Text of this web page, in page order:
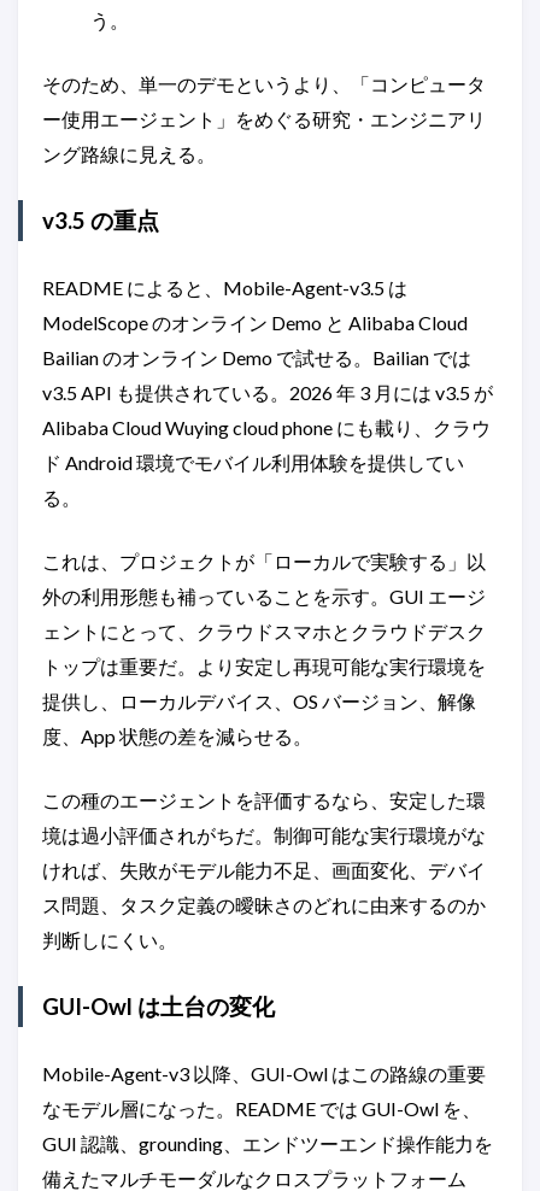
う。
そのため、単一のデモというより、「コンピュータ
ー使用エージェント」をめぐる研究・エンジニアリ
ング路線に見える。
v3.5 の重点
README によると、Mobile-Agent-v3.5 は
ModelScope のオンライン Demo と Alibaba Cloud
Bailian のオンライン Demo で試せる。Bailian では
v3.5 API も提供されている。2026 年 3 月には v3.5 が
Alibaba Cloud Wuying cloud phone にも載り、クラウ
ド Android 環境でモバイル利用体験を提供してい
る。
これは、プロジェクトが「ローカルで実験する」以
外の利用形態も補っていることを示す。GUI エージ
ェントにとって、クラウドスマホとクラウドデスク
トップは重要だ。より安定し再現可能な実行環境を
提供し、ローカルデバイス、OS バージョン、解像
度、App 状態の差を減らせる。
この種のエージェントを評価するなら、安定した環
境は過小評価されがちだ。制御可能な実行環境がな
ければ、失敗がモデル能力不足、画面変化、デバイ
ス問題、タスク定義の曖昧さのどれに由来するのか
判断しにくい。
GUI-Owl は土台の変化
Mobile-Agent-v3 以降、GUI-Owl はこの路線の重要
なモデル層になった。README では GUI-Owl を、
GUI 認識、grounding、エンドツーエンド操作能力を
備えたマルチモーダルなクロスプラットフォーム